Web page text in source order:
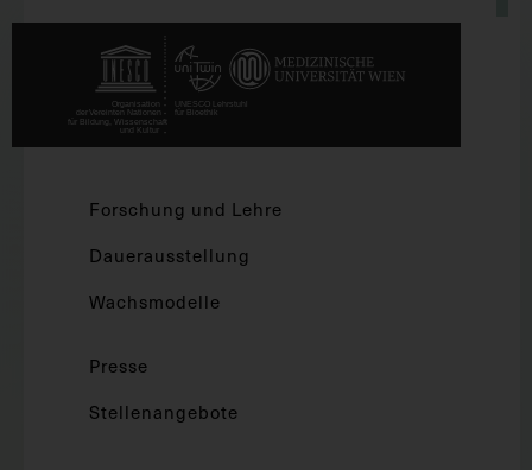
Forschung und Lehre
Dauerausstellung
Wachsmodelle
Presse
Stellenangebote